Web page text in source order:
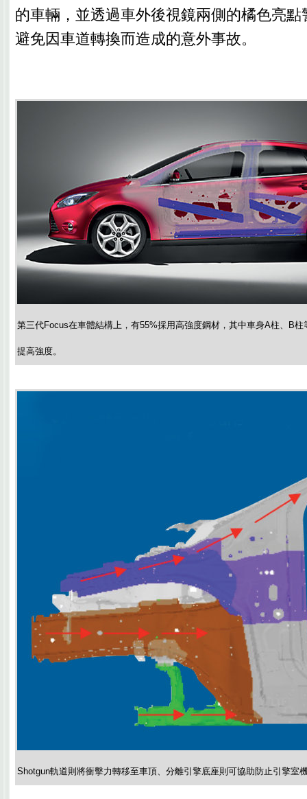
的車輛，並透過車外後視鏡兩側的橘色亮
避免因車道轉換而造成的意外事故。
第三代Focus在車體結構上，有55%採用高強度鋼材，其中車身A柱、B
提高強度。
Shotgun軌道則將衝擊力轉移至車頂、分離引擎底座則可協助防止引擎室